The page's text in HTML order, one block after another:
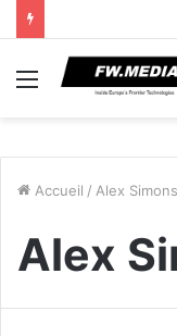
Menu
Accueil / Alex Simons
Alex